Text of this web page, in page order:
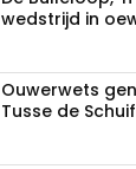
wedstrijd in
Ouwerwets
Tusse de